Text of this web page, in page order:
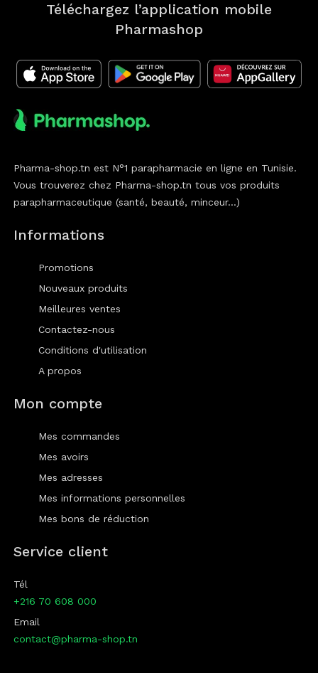
Téléchargez l’application mobile
Pharmashop
Pharma-shop.tn est N°1 parapharmacie en ligne en Tunisie.
Vous trouverez chez Pharma-shop.tn tous vos produits
parapharmaceutique (santé, beauté, minceur...)
Informations
Promotions
Nouveaux produits
Meilleures ventes
Contactez-nous
Conditions d'utilisation
A propos
Mon compte
Mes commandes
Mes avoirs
Mes adresses
Mes informations personnelles
Mes bons de réduction
Service client
Tél
+216 70 608 000
Email
contact@pharma-shop.tn